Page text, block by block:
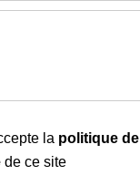
la politique de
de ce site